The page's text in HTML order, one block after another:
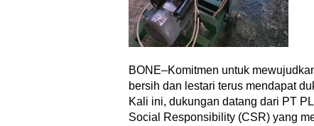
BONE–Komitmen untuk
bersih dan lestari terus mendapat
Kali ini, dukungan datang dari PT
Social Responsibility (CSR) yang